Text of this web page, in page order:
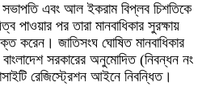
সভাপতি এবং আল ইকরাম বিপ্লব চিশতিকে
পাওয়ার পর তারা মানবাধিকার সুরক্ষায়
করেন। জাতিসংঘ ঘোষিত মানবাধিকার
বাংলাদেশ সরকারের অনুমোদিত (নিবন্ধন নং
রেজিস্ট্রেশন আইনে নিবন্ধিত।